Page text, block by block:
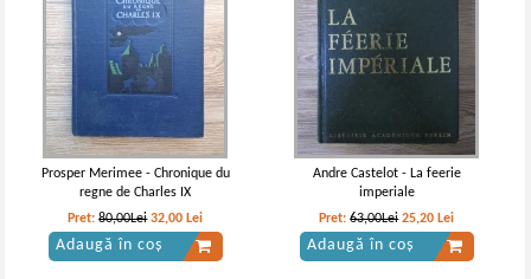
Prosper Merimee - Chronique du
regne de Charles IX
Pret:80,00Lei 32,00 Lei
Adaugă în coș
Andre Castelot - La feerie
imperiale
Pret:63,00Lei 25,20 Lei
Adaugă în coș